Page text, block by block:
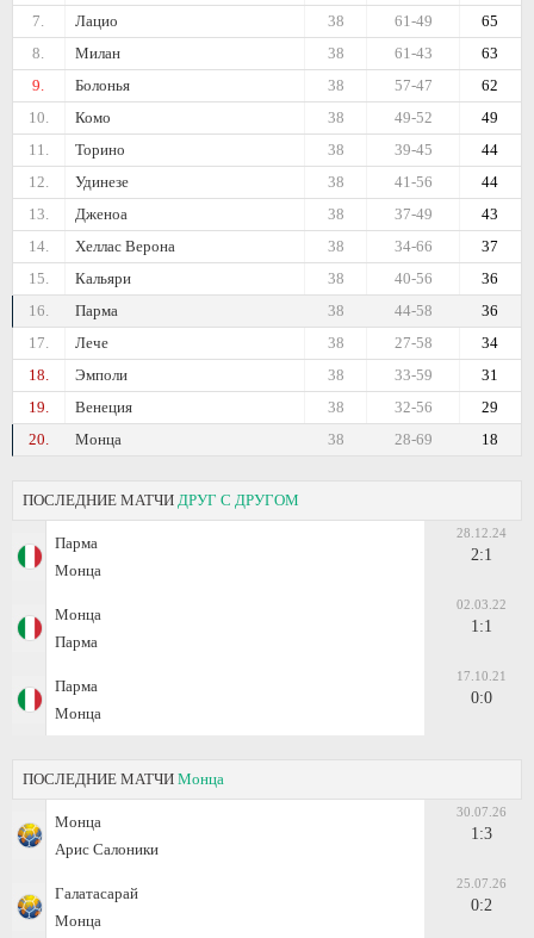
7. Лацио 65
61-49
38
8.
Милан 63
61-43
38
9.
Болонья 62
57-47
38
10.
Комо 49
49-52
38
11.
Торино 44
39-45
38
12.
Удинезе 44
41-56
38
13.
Дженоа 43
37-49
38
14.
Хеллас Верона 37
34-66
38
15.
Кальяри 36
40-56
38
16.
Парма 36
44-58
38
17.
Лече 34
27-58
38
18.
Эмполи 31
33-59
38
19.
Венеция 29
32-56
38
20.
Монца 18
28-69
38
ПОСЛЕДНИЕ МАТЧИ ДРУГ С ДРУГОМ
Парма
Монца
28.12.24
2:1
Монца
Парма
02.03.22
1:1
Парма
Монца
17.10.21
0:0
ПОСЛЕДНИЕ МАТЧИ Монца
Монца
Арис Салоники
30.07.26
1:3
Галатасарай
Монца
25.07.26
0:2